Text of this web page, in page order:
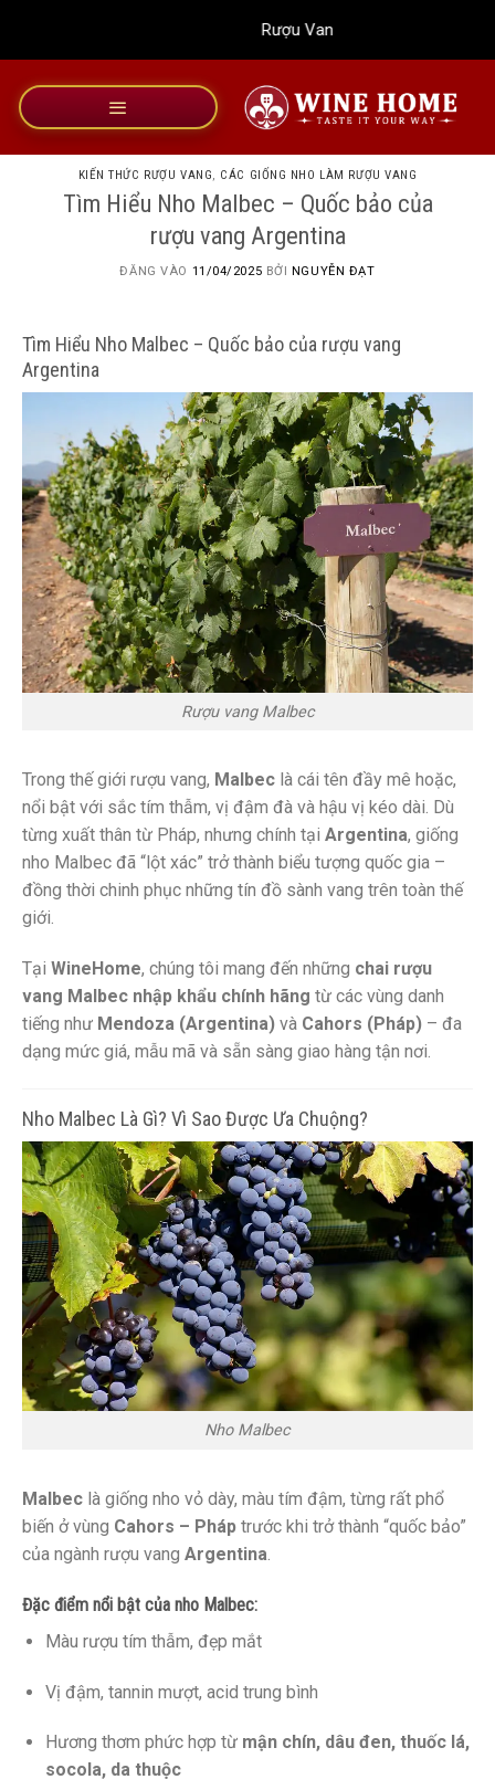
dung
Rượu Vang Wine Home
KIẾN THỨC RƯỢU VANG, CÁC GIỐNG NHO LÀM RƯỢU VANG
Tìm Hiểu Nho Malbec – Quốc bảo của
rượu vang Argentina
ĐĂNG VÀO 11/04/2025 BỞI NGUYỄN ĐẠT
Tìm Hiểu Nho Malbec – Quốc bảo của rượu vang
Argentina
Rượu vang Malbec
Trong thế giới rượu vang, Malbec là cái tên đầy mê hoặc,
nổi bật với sắc tím thẫm, vị đậm đà và hậu vị kéo dài. Dù
từng xuất thân từ Pháp, nhưng chính tại Argentina, giống
nho Malbec đã “lột xác” trở thành biểu tượng quốc gia –
đồng thời chinh phục những tín đồ sành vang trên toàn thế
giới.
Tại WineHome, chúng tôi mang đến những chai rượu
vang Malbec nhập khẩu chính hãng từ các vùng danh
tiếng như Mendoza (Argentina) và Cahors (Pháp) – đa
dạng mức giá, mẫu mã và sẵn sàng giao hàng tận nơi.
Nho Malbec Là Gì? Vì Sao Được Ưa Chuộng?
Nho Malbec
Malbec là giống nho vỏ dày, màu tím đậm, từng rất phổ
biến ở vùng Cahors – Pháp trước khi trở thành “quốc bảo”
của ngành rượu vang Argentina.
Đặc điểm nổi bật của nho Malbec:
Màu rượu tím thẫm, đẹp mắt
Vị đậm, tannin mượt, acid trung bình
Hương thơm phức hợp từ mận chín, dâu đen, thuốc lá,
socola, da thuộc